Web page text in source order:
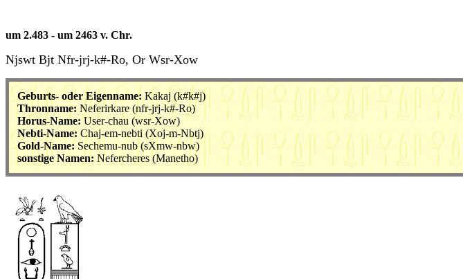
um 2.483 - um 2463 v. Chr.
Njswt Bjt Nfr-jrj-k#-Ro, Or Wsr-Xow
Geburts- oder Eigenname:Kakaj (k#k#j)
Thronname: Neferirkare (nfr-jrj-k#-Ro)
Horus-Name:User-chau (wsr-Xow)
Nebti-Name: Chaj-em-nebti (Xoj-m-Nbtj)
Gold-Name:Sechemu-nub(sXmw-nbw)
sonstige Namen: Nefercheres (Manetho)